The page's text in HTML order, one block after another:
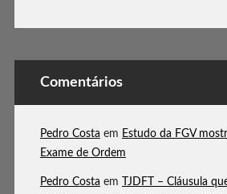
Comentários
Pedro Costa em Estudo da FGV
Exame de Ordem
Pedro Costa em
TJDFT – Cláusula